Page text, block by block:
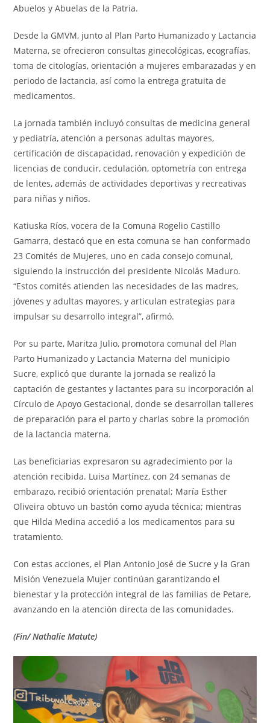
Abuelos y Abuelas de la Patria.
Desde la GMVM, junto al Plan Parto Humanizado y Lactancia
Materna, se ofrecieron consultas ginecológicas, ecografías,
toma de citologías, orientación a mujeres embarazadas y en
periodo de lactancia, así como la entrega gratuita de
medicamentos.
La jornada también incluyó consultas de medicina general
y pediatría, atención a personas adultas mayores,
certificación de discapacidad, renovación y expedición de
licencias de conducir, cedulación, optometría con entrega
de lentes, además de actividades deportivas y recreativas
para niñas y niños.
Katiuska Ríos, vocera de la Comuna Rogelio Castillo
Gamarra, destacó que en esta comuna se han conformado
23 Comités de Mujeres, uno en cada consejo comunal,
siguiendo la instrucción del presidente Nicolás Maduro.
“Estos comités atienden las necesidades de las madres,
jóvenes y adultas mayores, y articulan estrategias para
impulsar su desarrollo integral”, afirmó.
Por su parte, Maritza Julio, promotora comunal del Plan
Parto Humanizado y Lactancia Materna del municipio
Sucre, explicó que durante la jornada se realizó la
captación de gestantes y lactantes para su incorporación al
Círculo de Apoyo Gestacional, donde se desarrollan talleres
de preparación para el parto y charlas sobre la promoción
de la lactancia materna.
Las beneficiarias expresaron su agradecimiento por la
atención recibida. Luisa Martínez, con 24 semanas de
embarazo, recibió orientación prenatal; María Esther
Oliveira obtuvo un bastón como ayuda técnica; mientras
que Hilda Medina accedió a los medicamentos para su
tratamiento.
Con estas acciones, el Plan Antonio José de Sucre y la Gran
Misión Venezuela Mujer continúan garantizando el
bienestar y la protección integral de las familias de Petare,
avanzando en la atención directa de las comunidades.
(Fin/ Nathalie Matute)